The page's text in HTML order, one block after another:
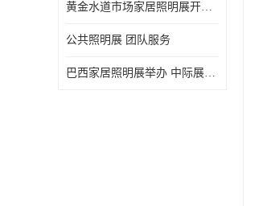
黄金水道市场家居照明展开展时间 20年外展服务经验 LED-LIGHT MALAYSIA
公共照明展 团队服务
巴西家居照明展举办 中际展览 20年服务经验